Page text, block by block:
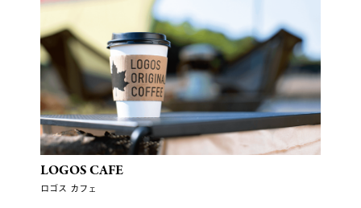
LOGOS CAFE
ロゴス カフェ